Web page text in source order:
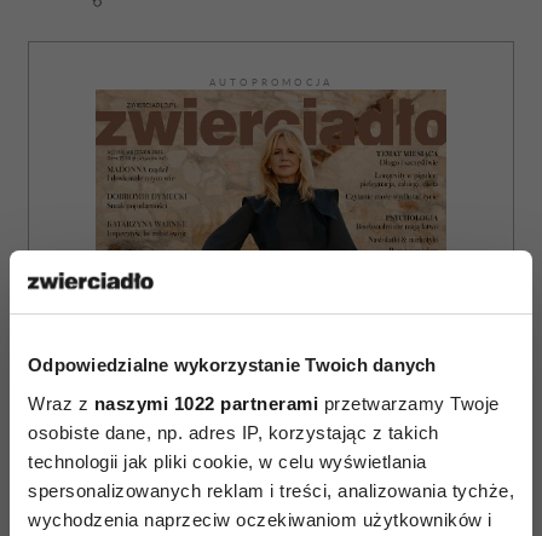
Odpowiedzialne wykorzystanie Twoich danych
Wraz z naszymi 1022 partnerami przetwarzamy Twoje
osobiste dane, np. adres IP, korzystając z takich
technologii jak pliki cookie, w celu wyświetlania
spersonalizowanych reklam i treści, analizowania tychże,
wychodzenia naprzeciw oczekiwaniom użytkowników i
AUTOPROMOCJA